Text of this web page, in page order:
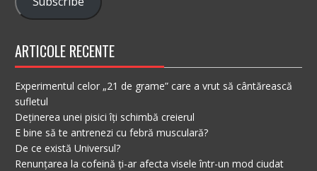
ARTICOLE RECENTE
Experimentul celor „21 de grame” care a vrut să cântărească
sufletul
Deținerea unei pisici îți schimbă creierul
E bine să te antrenezi cu febră musculară?
De ce există Universul?
Renunțarea la cofeină ți-ar afecta visele într-un mod ciudat